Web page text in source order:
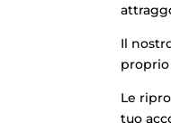
Il
Le
tuo